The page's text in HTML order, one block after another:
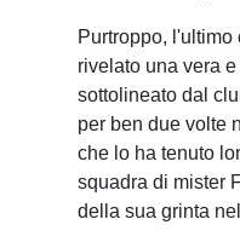
Purtroppo,
rivelato una vera
sottolineato dal
per ben due volte
che lo ha tenuto
squadra di mister
della sua grinta